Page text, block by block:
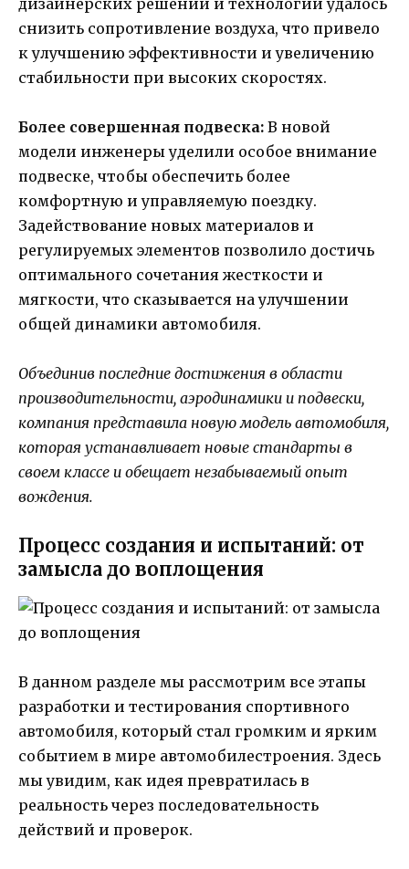
снизить сопротивление воздуха, что привело
к улучшению эффективности и увеличению
стабильности при высоких скоростях.
Более совершенная подвеска: В новой
модели инженеры уделили особое внимание
подвеске, чтобы обеспечить более
комфортную и управляемую поездку.
Задействование новых материалов и
регулируемых элементов позволило достичь
оптимального сочетания жесткости и
мягкости, что сказывается на улучшении
общей динамики автомобиля.
Объединив последние достижения в области
производительности, аэродинамики и подвески,
компания представила новую модель автомобиля,
которая устанавливает новые стандарты в
своем классе и обещает незабываемый опыт
вождения.
Процесс создания и испытаний: от
замысла до воплощения
В данном разделе мы рассмотрим все этапы
разработки и тестирования спортивного
автомобиля, который стал громким и ярким
событием в мире автомобилестроения. Здесь
мы увидим, как идея превратилась в
реальность через последовательность
действий и проверок.